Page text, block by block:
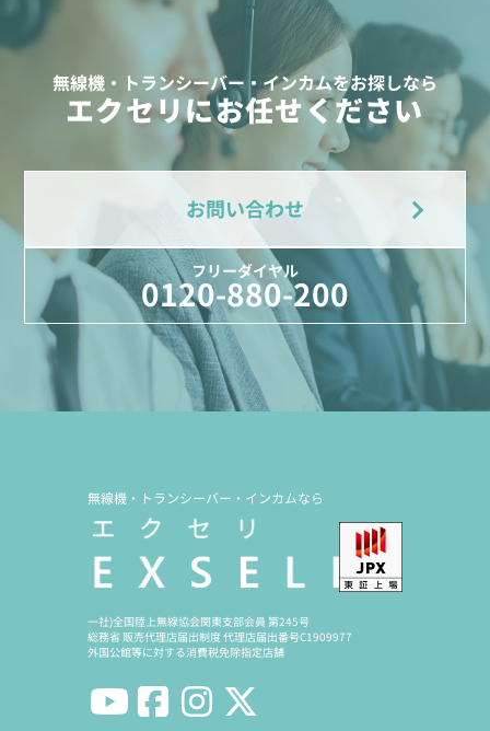
無線機・トランシーバー・インカムをお探しなら
エクセリにお任せください
お問い合わせ
フリーダイヤル
0120-880-200
無線機・トランシーバー・インカムなら
一社)全国陸上無線協会関東支部会員 第245号
総務省 販売代理店届出制度 代理店届出番号C1909977
外国公館等に対する消費税免除指定店舗